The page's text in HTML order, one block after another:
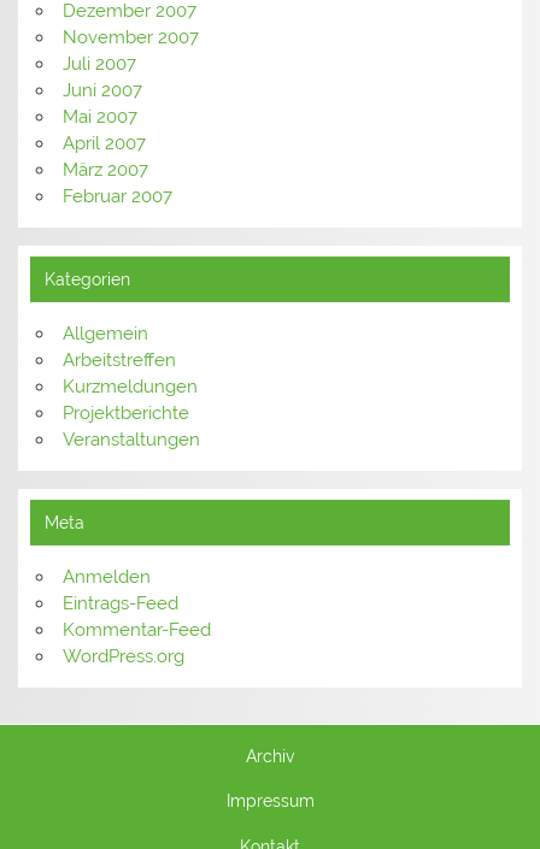
Dezember 2007
November 2007
Juli 2007
Juni 2007
Mai 2007
April 2007
März 2007
Februar 2007
Kategorien
Allgemein
Arbeitstreffen
Kurzmeldungen
Projektberichte
Veranstaltungen
Meta
Anmelden
Eintrags-Feed
Kommentar-Feed
WordPress.org
Archiv
Impressum